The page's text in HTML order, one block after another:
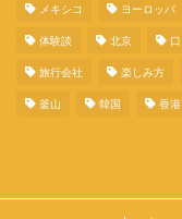
メキシコ ヨーロッパ
体験談 北京
旅行会社 楽しみ方
釜山 韓国 香港